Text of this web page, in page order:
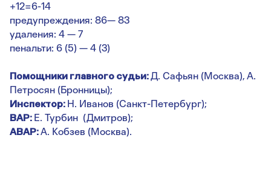
+12=6-14
предупреждения: 86— 83
удаления: 4 — 7
пенальти: 6 (5) — 4 (3)
Помощники главного судьи:Д. Сафьян (Москва), А.
Петросян (Бронницы);
Инспектор: Н. Иванов (Санкт-Петербург);
ВАР: Е. Турбин (Дмитров);
АВАР:А. Кобзев (Москва).